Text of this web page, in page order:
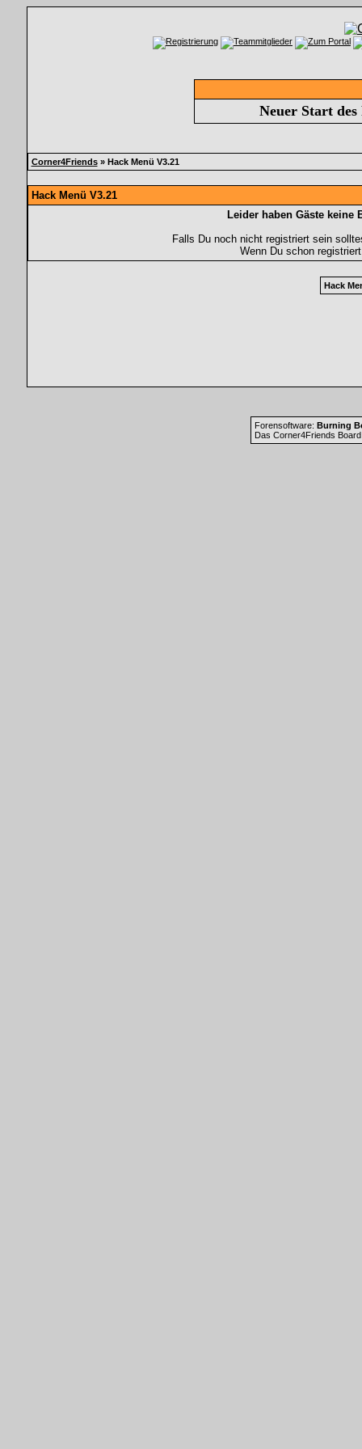
Neuer Start
Corner4Friends» Hack Menü V3.21
Hack Menü V3.21
Leider haben Gäste keine
Falls Du noch nicht registriert sein
Wenn Du schon
Hack
Forensoftware: Burning
Das Corner4Friends